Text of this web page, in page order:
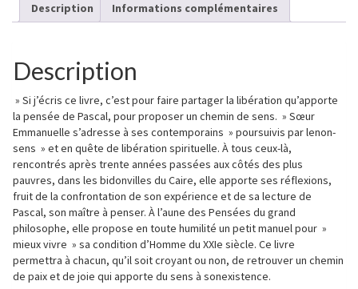
Description Informations complémentaires
Description
» Si j’écris ce livre, c’est pour faire partager la libération qu’apporte
la pensée de Pascal, pour proposer un chemin de sens. » Sœur
Emmanuelle s’adresse à ses contemporains » poursuivis par lenon-
sens » et en quête de libération spirituelle. À tous ceux-là,
rencontrés après trente années passées aux côtés des plus
pauvres, dans les bidonvilles du Caire, elle apporte ses réflexions,
fruit de la confrontation de son expérience et de sa lecture de
Pascal, son maître à penser. À l’aune des Pensées du grand
philosophe, elle propose en toute humilité un petit manuel pour »
mieux vivre » sa condition d’Homme du XXIe siècle. Ce livre
permettra à chacun, qu’il soit croyant ou non, de retrouver un chemin
de paix et de joie qui apporte du sens à sonexistence.